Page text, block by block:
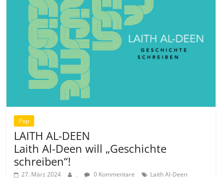
Pop
LAITH AL-DEEN
Laith Al-Deen will „Geschichte
schreiben“!
27. März 2024 . 0 Kommentare Laith Al-Deen